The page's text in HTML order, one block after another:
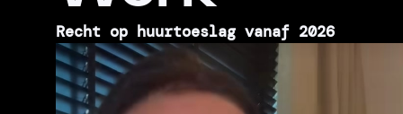
Recht op huurtoeslag vanaf 2026